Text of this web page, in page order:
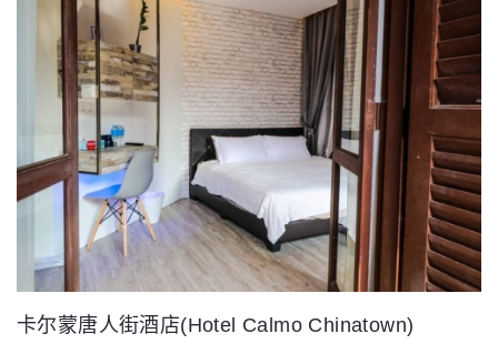
卡尔蒙唐人街酒店(Hotel Calmo Chinatown)